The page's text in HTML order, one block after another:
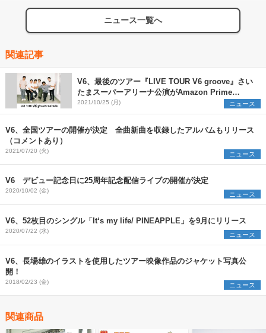
ニュース一覧へ
関連記事
V6、最後のツアー『LIVE TOUR V6 groove』さい
たまスーパーアリーナ公演がAmazon Prime
Videoで見放題独占配信へ
2021/10/25 (月) ニュース
V6、全国ツアーの開催が決定 全曲新曲を収録したアルバムもリリース
（コメントあり）
2021/07/20 (火) ニュース
V6 デビュー記念日に25周年記念配信ライブの開催が決定
2020/10/02 (金) ニュース
V6、52枚目のシングル「It‘s my life/ PINEAPPLE」を9月にリリース
2020/07/22 (水) ニュース
V6、長場雄のイラストを使用したツアー映像作品のジャケット写真公
開！
2018/02/23 (金) ニュース
関連商品